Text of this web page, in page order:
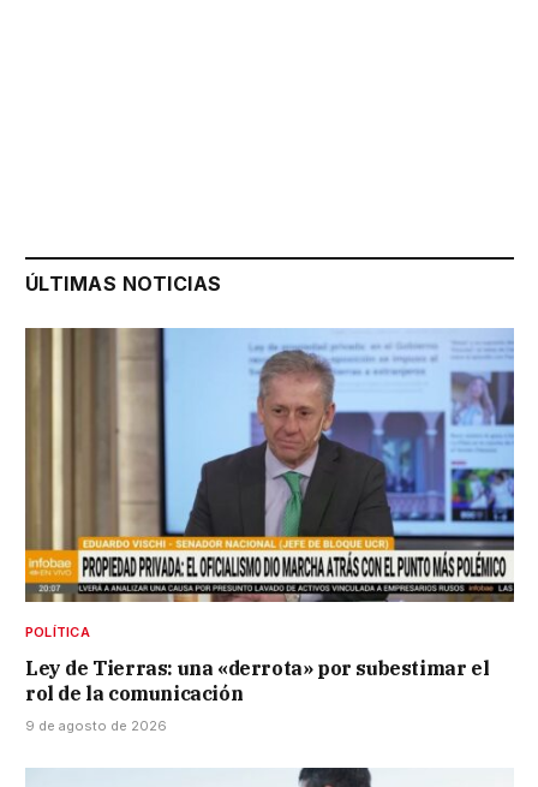
ÚLTIMAS NOTICIAS
POLÍTICA
Ley de Tierras: una «derrota» por subestimar el
rol de la comunicación
9 de agosto de 2026